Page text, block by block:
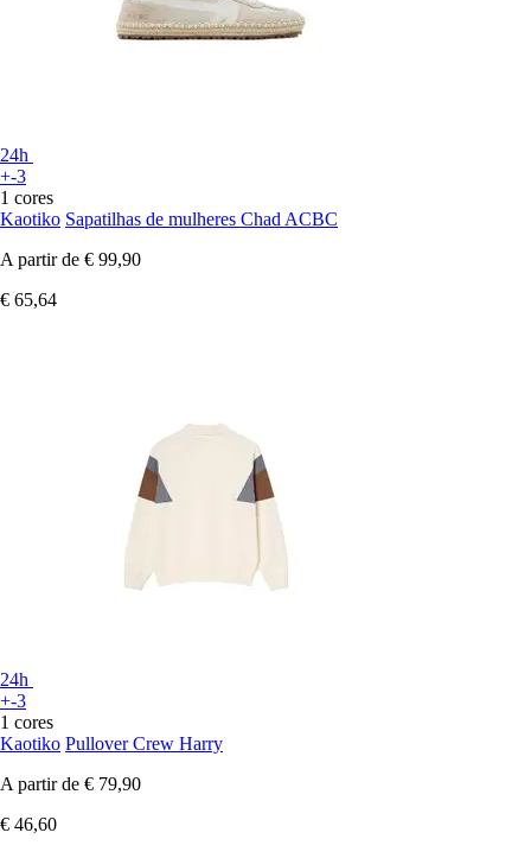
24h
+-3
1 cores
Kaotiko Sapatilhas de mulheres Chad ACBC
A partir de € 99,90
€ 65,64
24h
+-3
1 cores
Kaotiko Pullover Crew Harry
A partir de € 79,90
€ 46,60